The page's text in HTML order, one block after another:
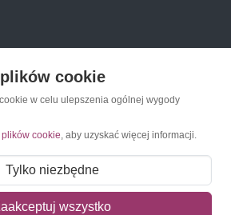
cookie
w celu ulepszenia ogólnej wygody
cookie, aby uzyskać więcej informacji.
Tylko niezbędne
wszystko